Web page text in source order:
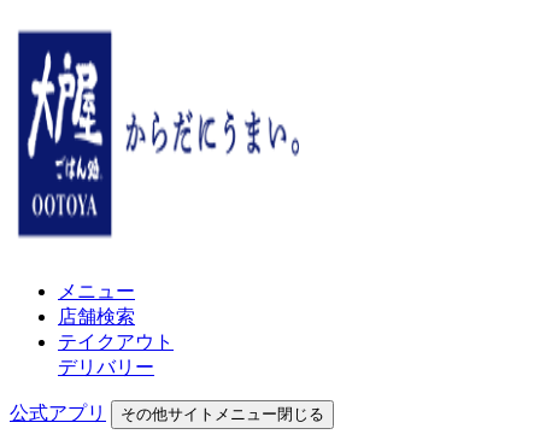
メニュー
店舗検索
テイクアウト
デリバリー
公式アプリ その他サイトメニュー閉じる